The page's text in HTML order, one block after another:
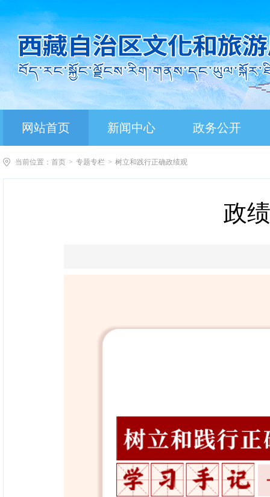
网站首页 新闻中心 政务公开
当前位置： 首页 > 专题专栏 > 树立和践行正确政绩观
政